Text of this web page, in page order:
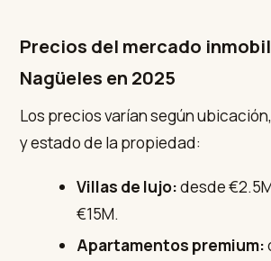
Precios del mercado
Nagüeles en 2025
Los precios varían según
y estado de la propiedad:
Villas de lujo:desde
€15M.
Apartamentos premium: